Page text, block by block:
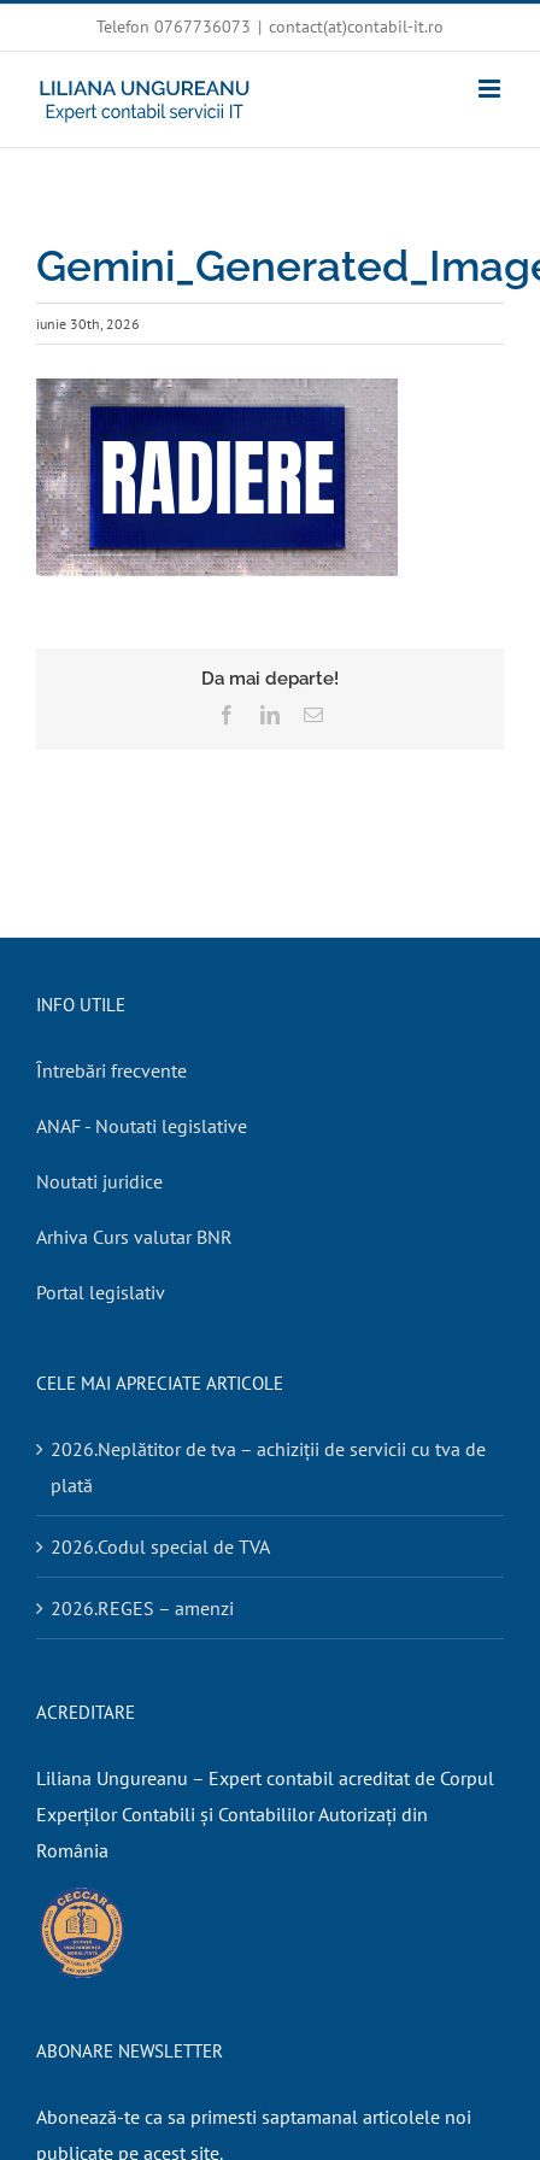
to
content
Telefon 0767736073 | contact(at)contabil-it.ro
iunie 30th, 2026
Da mai departe!
FacebookLinkedIn
E-
INFO UTILE
Întrebări frecvente
ANAF - Noutati legislative
Noutati juridice
Arhiva Curs valutar BNR
Portal legislativ
CELE MAI APRECIATE ARTICOLE
2026.Neplătitor de tva – achiziții de servicii cu tva de
plată
2026.Codul special de TVA
2026.REGES – amenzi
ACREDITARE
Liliana Ungureanu – Expert contabil acreditat de Corpul
Experților Contabili și Contabililor Autorizați din
România
ABONARE NEWSLETTER
Abonează-te ca sa primesti saptamanal articolele noi
publicate pe acest site.